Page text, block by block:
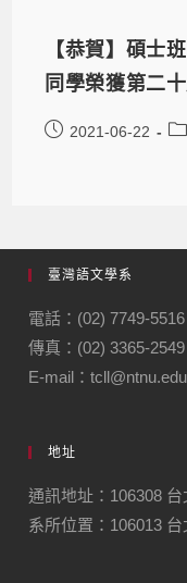
【恭賀】碩士
同學榮獲第二
2021-06-22
臺灣語文學系
電話：(02) 7749-5516
傳真：(02) 3365-2549
E-mail：
地址
通訊地址：106308
系所位置：106013